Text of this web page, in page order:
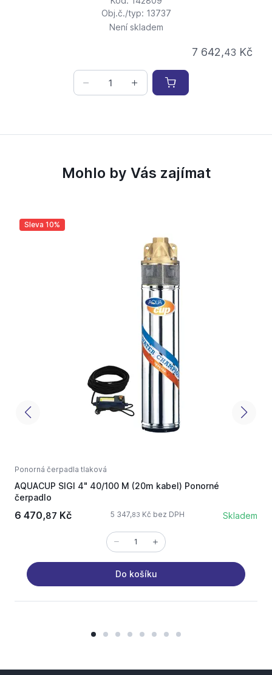
Obj.č./typ: 13737
Není skladem
7 642,43 Kč
Mohlo by Vás zajímat
Sleva 10%
Ponorná čerpadla tlaková
AQUACUP SIGI 4" 40/100 M (20m kabel) Ponorné
čerpadlo
6 470,87 Kč 5 347,83 Kč bez DPH Skladem
Do košíku